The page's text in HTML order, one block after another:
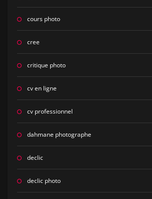
cours photo
cree
critique photo
cv en ligne
cv professionnel
dahmane photographe
declic
declic photo